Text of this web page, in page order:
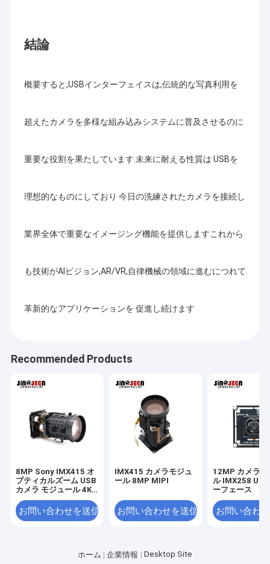
結論
概要すると,USBインターフェイスは,伝統的な写真利用を
超えたカメラを多様な組み込みシステムに普及させるのに
重要な役割を果たしています.未来に耐える性質は USBを
理想的なものにしており 今日の洗練されたカメラを接続し
業界全体で重要なイメージング機能を提供しますこれから
も技術がAIビジョン,AR/VR,自律機械の領域に進むにつれて
革新的なアプリケーションを 促進し続けます
Recommended Products
8MP Sony IMX415 オ
プティカルズーム USB
カメラ モジュール 4K
解像度
お問い合わせを送信
IMX415 カメラモジュ
ール 8MP MIPI
お問い合わせを送信
12MP カメラ
ル IMX258
ーフェース
お問い合わ
ホーム 企業情報
Desktop Site